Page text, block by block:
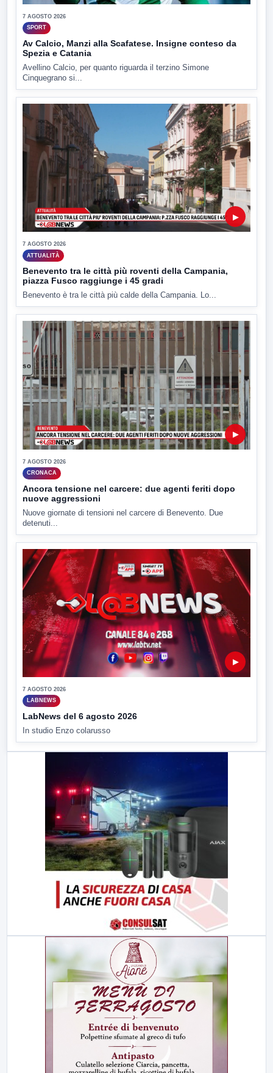
7 AGOSTO 2026
SPORT
Av Calcio, Manzi alla Scafatese. Insigne conteso da
Spezia e Catania
Avellino Calcio, per quanto riguarda il terzino Simone
Cinquegrano si...
▶
7 AGOSTO 2026
ATTUALITÀ
Benevento tra le città più roventi della Campania,
piazza Fusco raggiunge i 45 gradi
Benevento è tra le città più calde della Campania. Lo...
▶
7 AGOSTO 2026
CRONACA
Ancora tensione nel carcere: due agenti feriti dopo
nuove aggressioni
Nuove giornate di tensioni nel carcere di Benevento. Due
detenuti...
▶
7 AGOSTO 2026
LABNEWS
LabNews del 6 agosto 2026
In studio Enzo colarusso